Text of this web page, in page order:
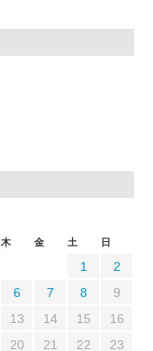
木 金 土 日
1
2
6 7 8
9
13 14 15
16
20 21 22
23